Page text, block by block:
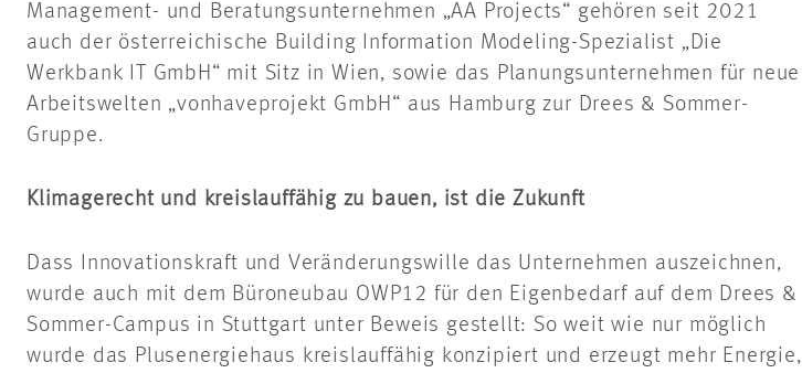
Management- und Beratungsunternehmen „AA Projects“ gehören seit 2021
auch der österreichische Building Information Modeling-Spezialist „Die
Werkbank IT GmbH“ mit Sitz in Wien, sowie das Planungsunternehmen für neue
Arbeitswelten „vonhaveprojekt GmbH“ aus Hamburg zur Drees & Sommer-
Gruppe.
Klimagerecht und kreislauffähig zu bauen, ist die Zukunft
Dass Innovationskraft und Veränderungswille das Unternehmen auszeichnen,
wurde auch mit dem Büroneubau OWP12 für den Eigenbedarf auf dem Drees &
Sommer-Campus in Stuttgart unter Beweis gestellt: So weit wie nur möglich
wurde das Plusenergiehaus kreislauffähig konzipiert und erzeugt mehr Energie,